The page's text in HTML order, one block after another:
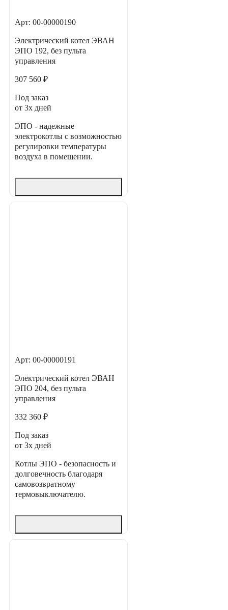
Арт: 00-00000190
Электрический котел ЭВАН
ЭПО 192, без пульта
управления
307 560 ₽
Под заказ
от 3х дней
ЭПО - надежные
электрокотлы с возможностью
регулировки температуры
воздуха в помещении.
Арт: 00-00000191
Электрический котел ЭВАН
ЭПО 204, без пульта
управления
332 360 ₽
Под заказ
от 3х дней
Котлы ЭПО - безопасность и
долговечность благодаря
самовозвратному
термовыключателю.